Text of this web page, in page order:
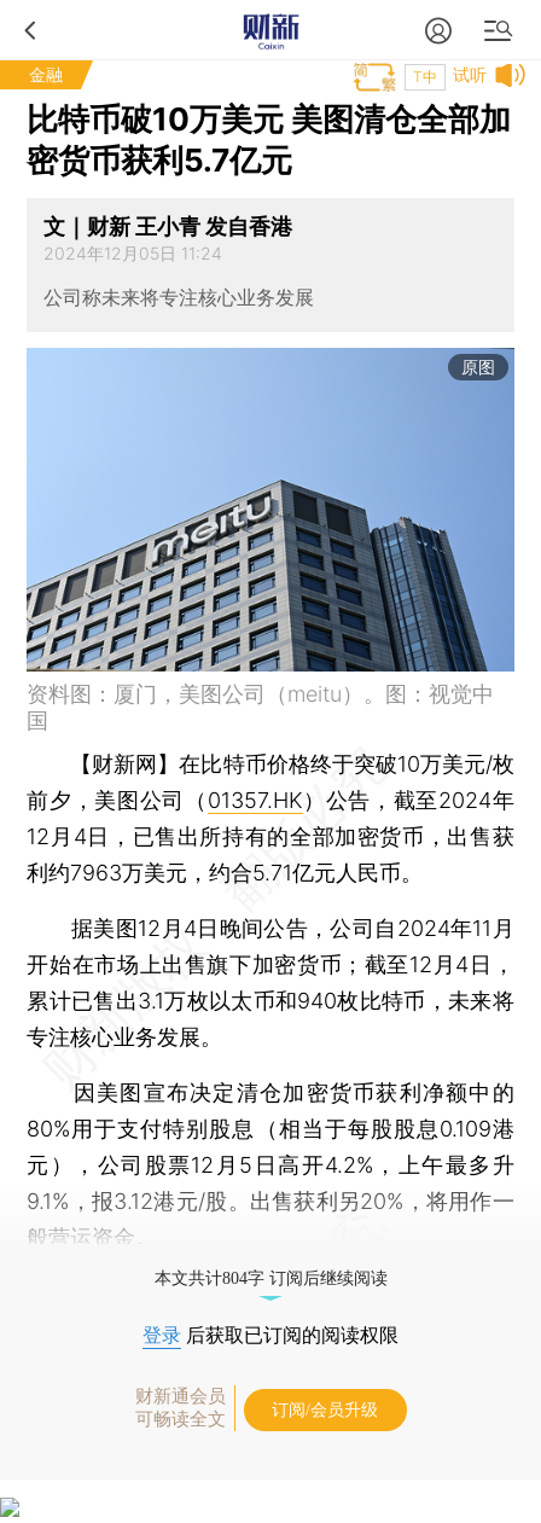
金融 试听
T中
比特币破10万美元 美图清仓全部加
密货币获利5.7亿元
文｜财新 王小青 发自香港
2024年12月05日 11:24
公司称未来将专注核心业务发展
原图
资料图：厦门，美图公司（meitu）。图：视觉中
国
【财新网】在比特币价格终于突破10万美元/枚
前夕，美图公司（ 01357.HK）公告，截至2024年
12月4日，已售出所持有的全部加密货币，出售获
利约7963万美元，约合5.71亿元人民币。
据美图12月4日晚间公告，公司自2024年11月
开始在市场上出售旗下加密货币；截至12月4日，
累计已售出3.1万枚以太币和940枚比特币，未来将
专注核心业务发展。
因美图宣布决定清仓加密货币获利净额中的
80%用于支付特别股息（相当于每股股息0.109港
元），公司股票12月5日高开4.2%，上午最多升
9.1%，报3.12港元/股。出售获利另20%，将用作一
般营运资金。
本文共计804字 订阅后继续阅读
登录 后获取已订阅的阅读权限
财新通会员
可畅读全文
订阅/会员升级